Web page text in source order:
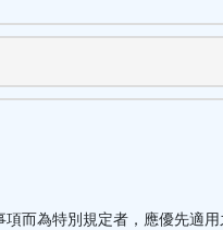
而為特別規定者，應優先適用